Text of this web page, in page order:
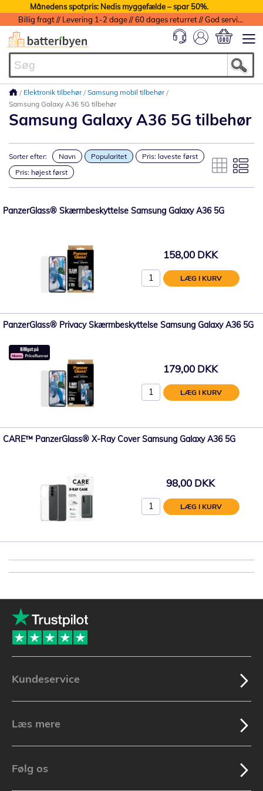
Månedens spotpris: Nedis myggefælde – spar 50%.
Billig fragt // Levering 1-2 dage // 60 dages returret // God service med garanti
Elektronik tilbehør Samsung mobil tilbehør
Samsung Galaxy A36 5G tilbehør
Samsung Galaxy A36 5G tilbehør
Sorter efter: Navn Popularitet
Pris: laveste først
Pris: højest først
PanzerGlass® Skærmbeskyttelse Samsung Galaxy A36 5G
158,00 DKK
LÆG I KURV
PanzerGlass® Privacy Skærmbeskyttelse Samsung Galaxy A36 5G
179,00 DKK
LÆG I KURV
CARE™ PanzerGlass® X-Ray Cover Samsung Galaxy A36 5G
98,00 DKK
LÆG I KURV
Kundeservice
Læs mere
Følg os